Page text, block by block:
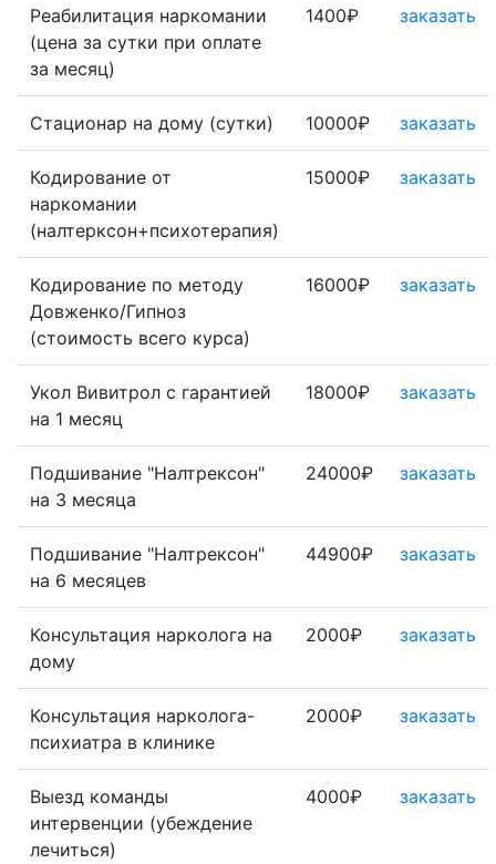
Реабилитация наркомании
(цена за сутки при оплате
за месяц)
1400₽ заказать
Стационар на дому (сутки) 10000₽ заказать
Кодирование от
наркомании
(налтерксон+психотерапия)
15000₽ заказать
Кодирование по методу
Довженко/Гипноз
(стоимость всего курса)
16000₽ заказать
Укол Вивитрол с гарантией
на 1 месяц
18000₽ заказать
Подшивание "Налтрексон"
на 3 месяца
24000₽ заказать
Подшивание "Налтрексон"
на 6 месяцев
44900₽ заказать
Консультация нарколога на
дому
2000₽ заказать
Консультация нарколога-
психиатра в клинике
2000₽ заказать
Выезд команды
интервенции (убеждение
лечиться)
4000₽ заказать